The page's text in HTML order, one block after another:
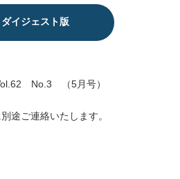
ダイジェスト版
No.3 （5月号）
ご連絡いたします。